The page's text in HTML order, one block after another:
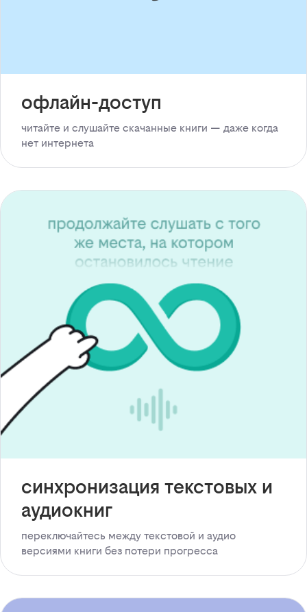
офлайн-доступ
читайте и слушайте скачанные книги — даже когда
нет интернета
синхронизация текстовых и
аудиокниг
переключайтесь между текстовой и аудио
версиями книги без потери прогресса